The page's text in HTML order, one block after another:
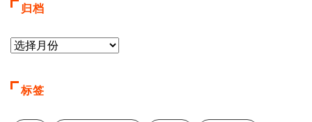
归档
标签